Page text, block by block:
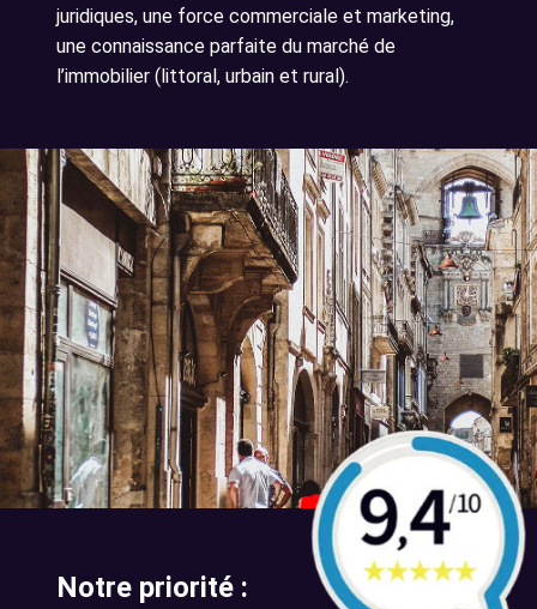
juridiques, une force commerciale et marketing,
une connaissance parfaite du marché de
l’immobilier (littoral, urbain et rural).
Notre priorité :